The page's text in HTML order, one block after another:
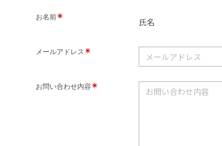
お名前 氏名
メールアドレス
お問い合わせ内容